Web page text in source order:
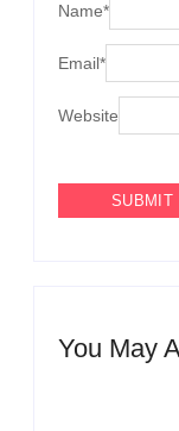
Name*
Email*
Website
You May